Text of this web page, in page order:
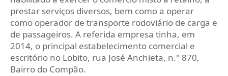
prestar serviços diversos, bem como a operar
como operador de transporte rodoviário de carga e
de passageiros. A referida empresa tinha, em
2014, o principal estabelecimento comercial e
escritório no Lobito, rua José Anchieta, n.° 870,
Bairro do Compão.